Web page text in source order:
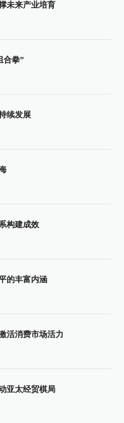
未来产业培育
合拳”
续发展
构建成效
的丰富内涵
活消费市场活力
亚太经贸棋局